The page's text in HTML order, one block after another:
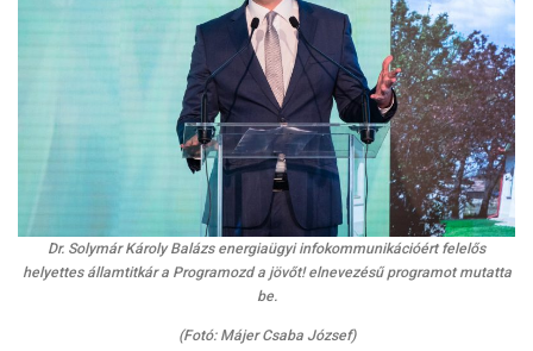
Dr. Solymár Károly Balázs energiaügyi infokommunikációért felelős
helyettes államtitkár a Programozd a jövőt! elnevezésű programot mutatta
be.
(Fotó: Májer Csaba József)